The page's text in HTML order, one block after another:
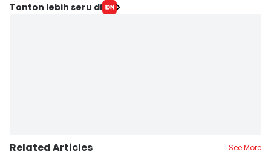
Tonton lebih seru di
Related Articles See More